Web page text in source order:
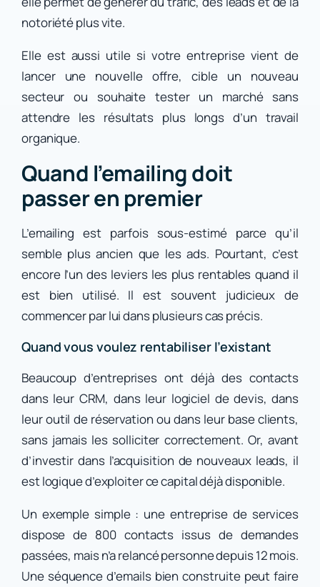
notoriété plus vite.
Elle est aussi utile si votre entreprise vient de
lancer une nouvelle offre, cible un nouveau
secteur ou souhaite tester un marché sans
attendre les résultats plus longs d’un travail
organique.
Quand l’emailing doit
passer en premier
L’emailing est parfois sous-estimé parce qu’il
semble plus ancien que les ads. Pourtant, c’est
encore l’un des leviers les plus rentables quand il
est bien utilisé. Il est souvent judicieux de
commencer par lui dans plusieurs cas précis.
Quand vous voulez rentabiliser l’existant
Beaucoup d’entreprises ont déjà des contacts
dans leur CRM, dans leur logiciel de devis, dans
leur outil de réservation ou dans leur base clients,
sans jamais les solliciter correctement. Or, avant
d’investir dans l’acquisition de nouveaux leads, il
est logique d’exploiter ce capital déjà disponible.
Un exemple simple : une entreprise de services
dispose de 800 contacts issus de demandes
passées, mais n’a relancé personne depuis 12 mois.
Une séquence d’emails bien construite peut faire